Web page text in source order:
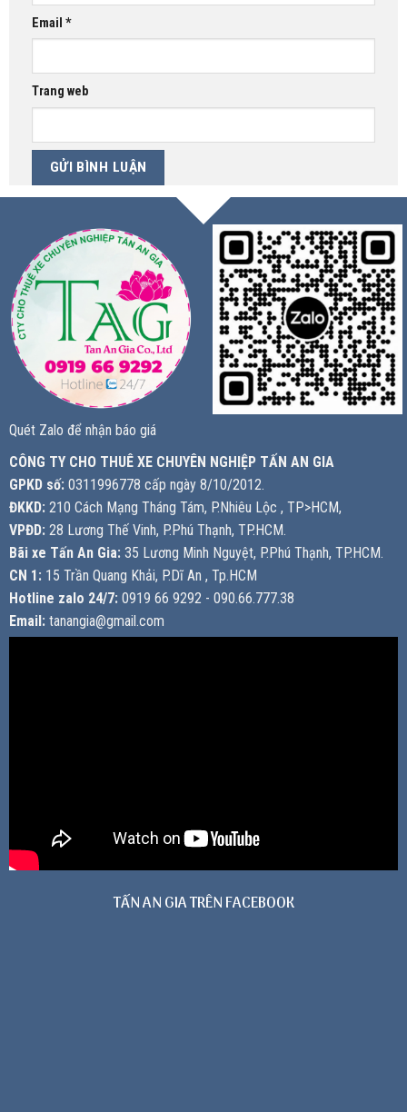
Email *
Trang web
Quét Zalo để nhận báo giá
CÔNG TY CHO THUÊ XE CHUYÊN NGHIỆP TẤN AN GIA
GPKD số: 0311996778 cấp ngày 8/10/2012.
ĐKKD: 210 Cách Mạng Tháng Tám, P.Nhiêu Lộc , TP>HCM,
VPĐD: 28 Lương Thế Vinh, P.Phú Thạnh, TP.HCM.
Bãi xe Tấn An Gia: 35 Lương Minh Nguyệt, P.Phú Thạnh, TP.HCM.
CN 1: 15 Trần Quang Khải, P.Dĩ An , Tp.HCM
Hotline zalo 24/7: 0919 66 9292 - 090.66.777.38
Email: tanangia@gmail.com
TẤN AN GIA TRÊN FACEBOOK